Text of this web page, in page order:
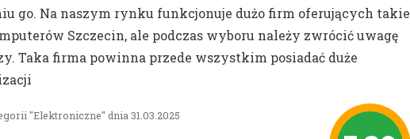
go. Na naszym rynku funkcjonuje dużo firm oferujących takie
Szczecin, ale podczas wyboru należy zwrócić uwagę
Taka firma powinna przede wszystkim posiadać duże
"Elektroniczne" dnia 31.03.2025